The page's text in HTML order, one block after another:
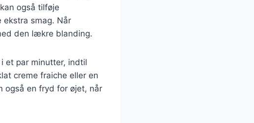
også tilføje
ekstra smag. Når
den lækre blanding.
et par minutter, indtil
creme fraiche eller en
også en fryd for øjet, når